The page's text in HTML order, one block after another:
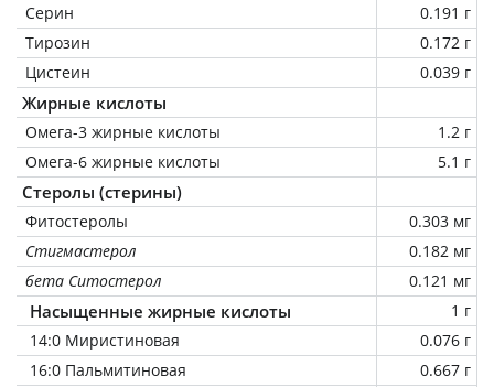
Серин
0.191 г
Тирозин
0.172 г
Цистеин
0.039 г
Жирные кислоты
Омега-3 жирные кислоты
1.2 г
Омега-6 жирные кислоты
5.1 г
Стеролы (стерины)
Фитостеролы
0.303 мг
Стигмастерол
0.182 мг
бета Ситостерол
0.121 мг
Насыщенные жирные кислоты
1 г
14:0 Миристиновая
0.076 г
16:0 Пальмитиновая
0.667 г